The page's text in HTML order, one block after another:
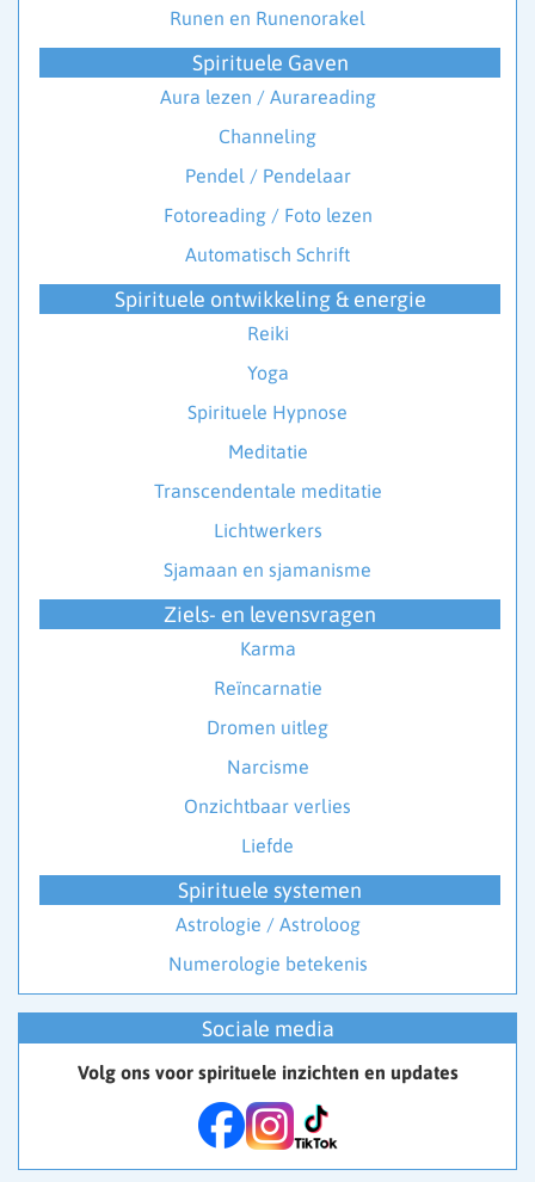
Runen en Runenorakel
Spirituele Gaven
Aura lezen / Aurareading
Channeling
Pendel / Pendelaar
Fotoreading / Foto lezen
Automatisch Schrift
Spirituele ontwikkeling & energie
Reiki
Yoga
Spirituele Hypnose
Meditatie
Transcendentale meditatie
Lichtwerkers
Sjamaan en sjamanisme
Ziels- en levensvragen
Karma
Reïncarnatie
Dromen uitleg
Narcisme
Onzichtbaar verlies
Liefde
Spirituele systemen
Astrologie / Astroloog
Numerologie betekenis
Sociale media
Volg ons voor spirituele inzichten en updates